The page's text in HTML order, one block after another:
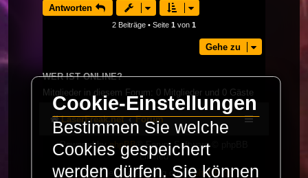
Antworten
2 Beiträge • Seite 1 von 1
Gehe zu
WER IST ONLINE?
Mitglieder in diesem Forum: 0 Mitglieder und 0 Gäste
LaserFreak.net Forum
Powered byphpBB® Forum Software © phpBB
Limited
Deutsche Übersetzung durchphpBB.de
Cookie-Einstellungen
Bestimmen Sie welche
Cookies gespeichert
werden dürfen. Sie können